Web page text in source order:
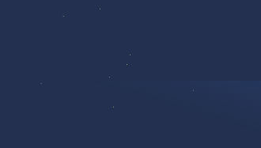
Beversesteenweg 202